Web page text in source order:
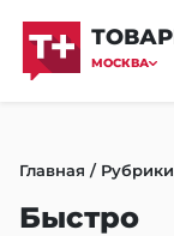
МОСКВА
Главная / Рубрики
Быстро